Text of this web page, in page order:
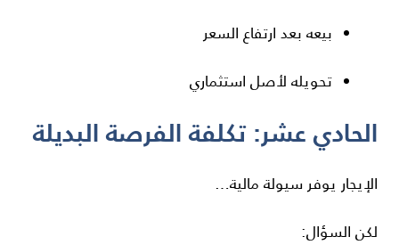
بيعه بعد ارتفاع السعر
تحويله لأصل استثماري
الحادي عشر: تكلفة الفرصة البديلة
الإيجار يوفر سيولة مالية…
لكن السؤال: